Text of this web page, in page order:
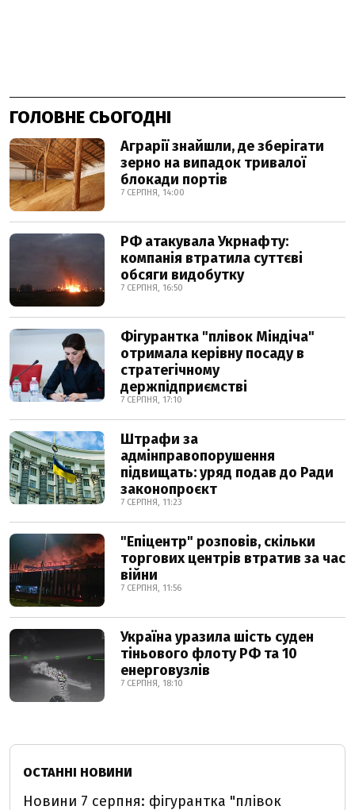
ГОЛОВНЕ СЬОГОДНІ
Аграрії знайшли, де зберігати
зерно на випадок тривалої
блокади портів
7 СЕРПНЯ, 14:00
РФ атакувала Укрнафту:
компанія втратила суттєві
обсяги видобутку
7 СЕРПНЯ, 16:50
Фігурантка "плівок Міндіча"
отримала керівну посаду в
стратегічному
держпідприємстві
7 СЕРПНЯ, 17:10
Штрафи за
адмінправопорушення
підвищать: уряд подав до Ради
законопроєкт
7 СЕРПНЯ, 11:23
"Епіцентр" розповів, скільки
торгових центрів втратив за час
війни
7 СЕРПНЯ, 11:56
Україна уразила шість суден
тіньового флоту РФ та 10
енерговузлів
7 СЕРПНЯ, 18:10
ОСТАННІ НОВИНИ
Новини 7 серпня: фігурантка "плівок